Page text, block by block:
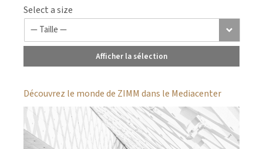
Select a size
Afficher la sélection
Découvrez le monde de ZIMM dans le Mediacenter